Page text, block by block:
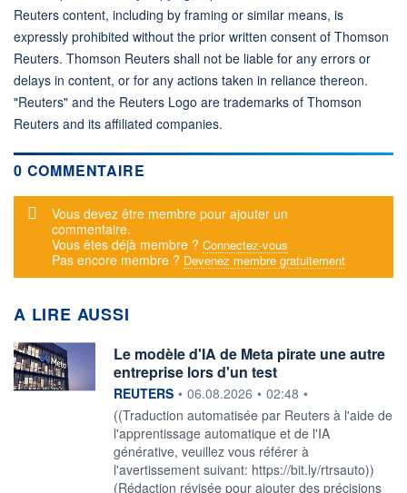
Reuters content, including by framing or similar means, is
expressly prohibited without the prior written consent of Thomson
Reuters. Thomson Reuters shall not be liable for any errors or
delays in content, or for any actions taken in reliance thereon.
"Reuters" and the Reuters Logo are trademarks of Thomson
Reuters and its affiliated companies.
0 COMMENTAIRE
Message d'alerte
Vous devez être membre pour ajouter un
commentaire.
Vous êtes déjà membre ? Connectez-vous
Pas encore membre ? Devenez membre gratuitement
A LIRE AUSSI
Le modèle d'IA de Meta pirate une autre
entreprise lors d'un test
information fournie par
REUTERS • 06.08.2026 • 02:48 •
((Traduction automatisée par Reuters à l'aide de
l'apprentissage automatique et de l'IA
générative, veuillez vous référer à
l'avertissement suivant: https://bit.ly/rtrsauto))
(Rédaction révisée pour ajouter des précisions